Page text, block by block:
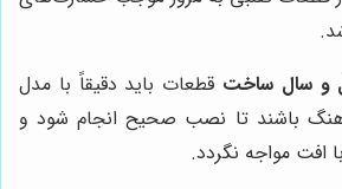
و سال ساخت قطعات باید دقیقاً با مدل
باشند تا نصب صحیح انجام شود و
افت مواجه نگردد.